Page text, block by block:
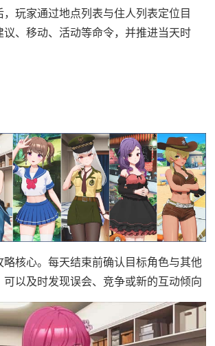
玩家通过地点列表与住人列表定位目
、移动、活动等命令，并推进当天时
核心。每天结束前确认目标角色与其他
以及时发现误会、竞争或新的互动倾向